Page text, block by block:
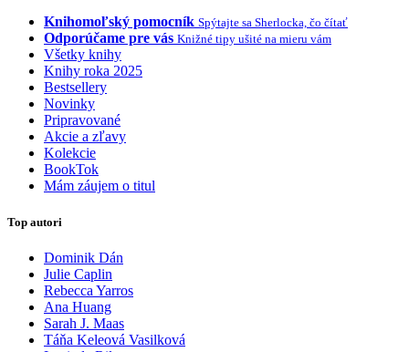
Knihomoľský pomocník Spýtajte sa Sherlocka, čo čítať
Odporúčame pre vás Knižné tipy ušité na mieru vám
Všetky knihy
Knihy roka 2025
Bestsellery
Novinky
Pripravované
Akcie a zľavy
Kolekcie
BookTok
Mám záujem o titul
Top autori
Dominik Dán
Julie Caplin
Rebecca Yarros
Ana Huang
Sarah J. Maas
Táňa Keleová Vasilková